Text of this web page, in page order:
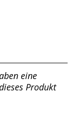
eine
Produkt